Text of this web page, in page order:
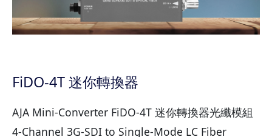
FiDO-4T 迷你轉換器
AJA Mini-Converter FiDO-4T 迷你轉換器光纖模組
4-Channel 3G-SDI to Single-Mode LC Fiber